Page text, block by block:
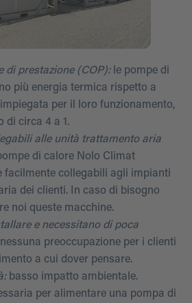
di prestazione (COP):le pompe di
più energia termica rispetto a
per il loro funzionamento,
di circa 4 a 1.
alle unità trattamento aria
di calore Nolo Climat
facilmente collegabili agli impianti
dei clienti. In caso di bisogno
noi queste macchine.
e necessitano di poca
preoccupazione per i clienti
a cui dover pensare.
basso impatto ambientale.
per alimentare una pompa di